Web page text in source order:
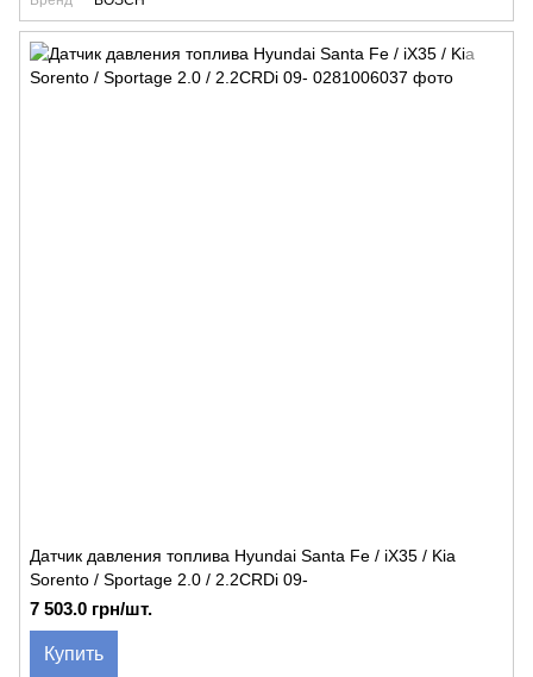
Датчик давления топлива Hyundai Santa Fe / iX35 / Kia
Sorento / Sportage 2.0 / 2.2CRDi 09-
7 503.0 грн/шт.
Купить